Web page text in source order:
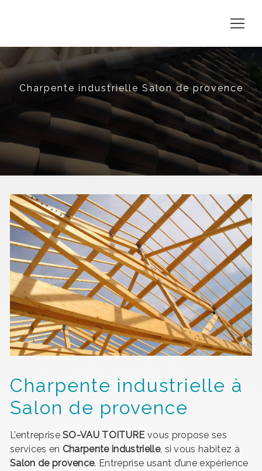
Charpente industrielle Salon de provence
Charpente industrielle à
Salon de provence
L’entrepriseSO-VAU TOITUREvous propose ses
services en Charpente industrielle, si vous habitez à
Salon de provence. Entreprise usant d’une expérience